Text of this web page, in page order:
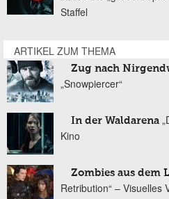
Staffel
ARTIKEL ZUM THEMA
Zug nach
„Snowpiercer“
In der Waldarena
Kino
Zombies aus dem
Retribution“ – Visuelles